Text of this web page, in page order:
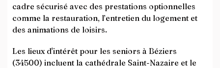
cadre sécurisé avec des prestations optionnelles
comme la restauration, l’entretien du logement et
des animations de loisirs.
Les lieux d'intérêt pour les seniors à Béziers
(34500) incluent la cathédrale Saint-Nazaire et le